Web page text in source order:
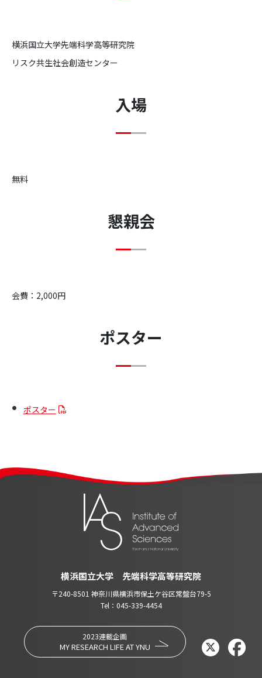
横浜国立大学先端科学高等研究院
リスク共生社会創造センター
入場
無料
懇親会
会費：2,000円
ポスター
ポスター
横浜国立大学 先端科学高等研究院
〒240-8501 神奈川県横浜市保土ケ谷区常盤台79-5
Tel：045-339-4454
2023連載企画
MY RESEARCH LIFE AT YNU